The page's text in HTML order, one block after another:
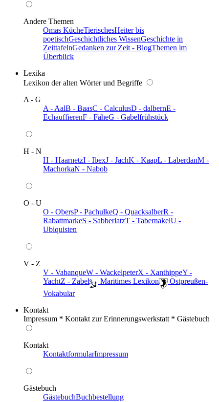
Andere Themen
Omas KücheTierischesHeiter bis
poetischGeschichtliches WissenGeschichte in
ZeittafelnGedanken zur Zeit - BlogThemen im
Überblick
Lexika
Lexikon der alten Wörter und Begriffe
A - G
A - AalB - BaasC - CalculusD - dalbernE -
EchauffierenF - FäheG - Gabelfrühstück
H - N
H - HaarnetzI - IbexJ - JachK - KaapL - LaberdanM -
MachorkaN - Nabob
O - U
O - ObersP - PachulkeQ - QuacksalberR -
RabattmarkeS - SabberlatzT - TabernakelU -
Ubiquisten
V - Z
V - VabanqueW - WackelpeterX - XanthippeY -
YachtZ - Zabel ️ Maritimes Lexikon
️ Ostpreußen-
Vokabular
Kontakt
Impressum * Kontakt zur Erinnerungswerkstatt * Gästebuch
Kontakt
KontaktformularImpressum
Gästebuch
GästebuchBuchbestellung